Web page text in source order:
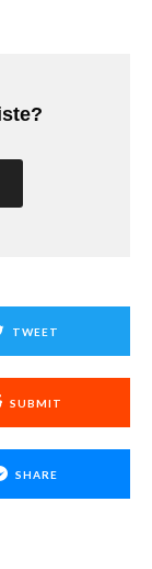
TWEET
SUBMIT
SHARE